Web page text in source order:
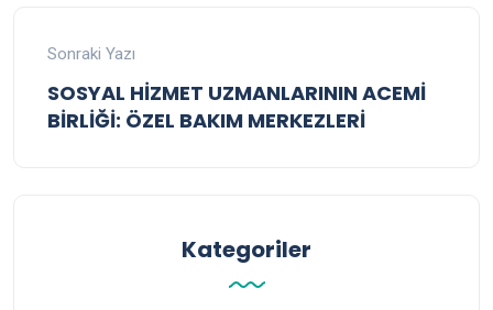
Sonraki Yazı
SOSYAL HİZMET UZMANLARININ ACEMİ
BİRLİĞİ: ÖZEL BAKIM MERKEZLERİ
Kategoriler